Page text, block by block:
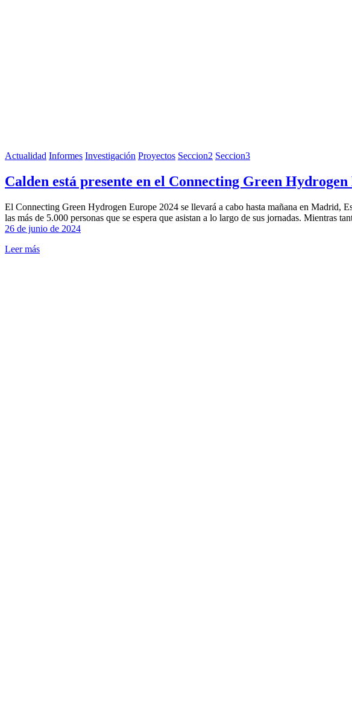
Actualidad Informes Investigación Proyectos Seccion2 Seccion3
Calden está presente en el Connecting Green
El Connecting Green Hydrogen Europe 2024 se llevará a cabo hasta mañana en Madrid,
las más de 5.000 personas que se espera que asistan a lo largo de sus jornadas. Mientras
26 de junio de 2024
Leer más